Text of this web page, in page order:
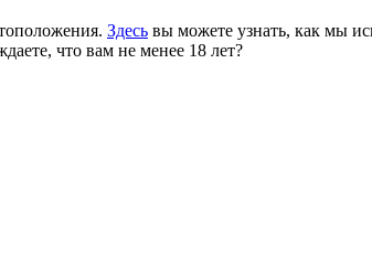
Здесь вы можете узнать, как мы
что вам не менее 18 лет?